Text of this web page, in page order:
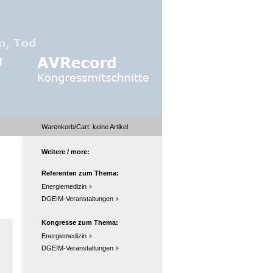
Warenkorb/Cart: keineArtikel
Weitere / more:
Referenten zum Thema:
Energiemedizin
DGEIM-Veranstaltungen
Kongresse zum Thema:
Energiemedizin
DGEIM-Veranstaltungen